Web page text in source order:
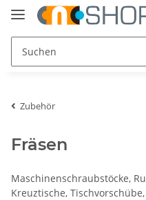
Zubehör
Fräsen
Maschinenschraubstöcke,
Kreuztische,